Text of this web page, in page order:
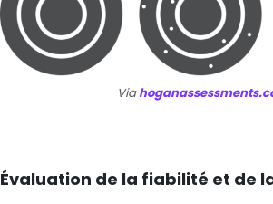
Via
Évaluation de la fiabilité et de